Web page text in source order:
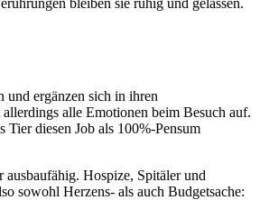
bleiben sie ruhig und gelassen.
ergänzen sich in ihren
alle Emotionen beim Besuch auf.
Tier diesen Job als 100%-Pensum
Hospize, Spitäler und
sowohl Herzens- als auch Budgetsache: